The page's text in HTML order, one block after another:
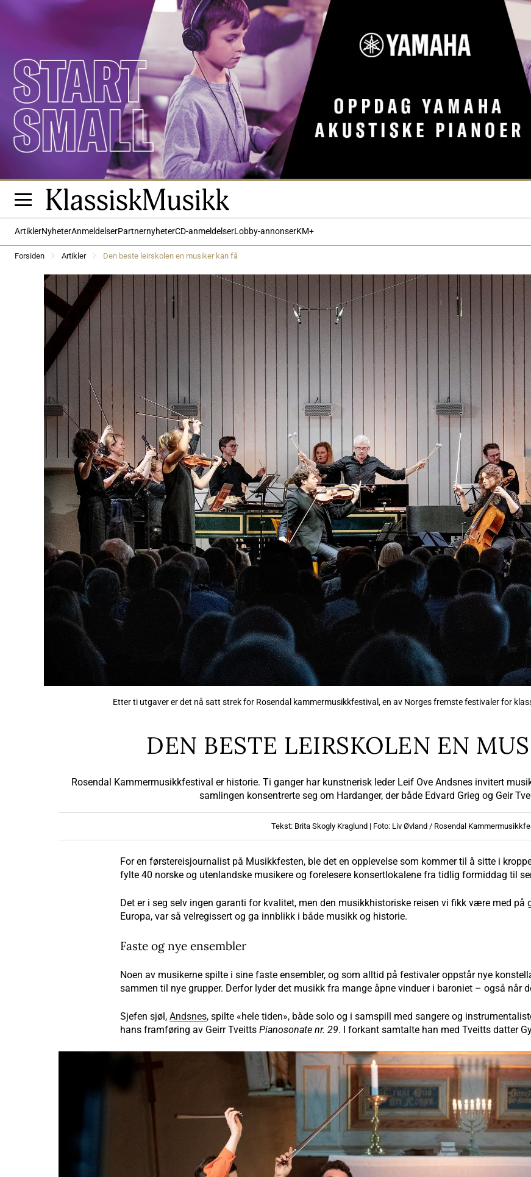
ArtiklerNyheterAnmeldelserPartnernyheterCD-anmeldelserLobby-annonserKM+
Forsiden Artikler Den beste leirskolen en musiker kan få
Etter ti utgaver er det nå satt strek for Rosendal kammermusikkfestival, en av Norges fremste festivaler for
DEN BESTE LEIRSKOLEN EN
Rosendal Kammermusikkfestival er historie. Ti ganger har kunstnerisk leder Leif Ove Andsnes invitert
samlingen konsentrerte seg om Hardanger, der både Edvard Grieg og Geir
Tekst: Brita Skogly Kraglund | Foto: Liv Øvland / Rosendal
For en førstereisjournalist på Musikkfesten, ble det en opplevelse som kommer til å sitte i
fylte 40 norske og utenlandske musikere og forelesere konsertlokalene fra tidlig formiddag til
Det er i seg selv ingen garanti for kvalitet, men den musikkhistoriske reisen vi fikk være med på
Europa, var så velregissert og ga innblikk i både musikk og historie.
Faste og nye ensembler
Noen av musikerne spilte i sine faste ensembler, og som alltid på festivaler oppstår nye
sammen til nye grupper. Derfor lyder det musikk fra mange åpne vinduer i baroniet – også når
Sjefen sjøl,Andsnes, spilte «hele tiden», både solo og i samspill med sangere og
hans framføring av Geirr TveittsPianosonate nr. 29. I forkant samtalte han med Tveitts datter